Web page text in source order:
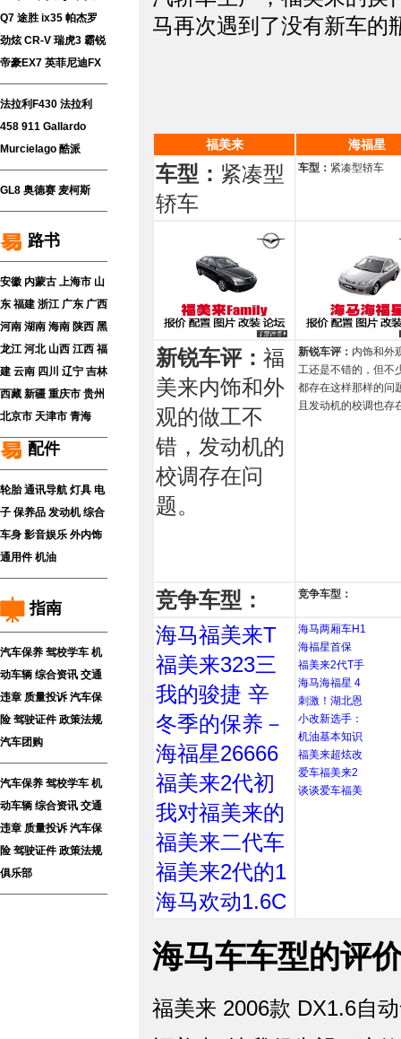
Q7 途胜 ix35 帕杰罗
劲炫 CR-V 瑞虎3 霸锐
帝豪EX7 英菲尼迪FX
法拉利F430 法拉利
458 911 Gallardo
Murcielago 酷派
GL8 奥德赛 麦柯斯
路书
安徽 内蒙古 上海市 山
东 福建 浙江 广东 广西
河南 湖南 海南 陕西 黑
龙江 河北 山西 江西 福
建 云南 四川 辽宁 吉林
西藏 新疆 重庆市 贵州
北京市 天津市 青海
配件
轮胎 通讯导航 灯具 电
子 保养品 发动机 综合
车身 影音娱乐 外内饰
通用件 机油
指南
汽车保养 驾校学车 机
动车辆 综合资讯 交通
违章 质量投诉 汽车保
险 驾驶证件 政策法规
汽车团购
汽车保养 驾校学车 机
动车辆 综合资讯 交通
违章 质量投诉 汽车保
险 驾驶证件 政策法规
俱乐部
马再次遇到了没有新车的
福美来 海福星
车型： 紧凑型
轿车
车型： 紧凑型轿车
新锐车评： 福
美来内饰和外
观的做工不
错，发动机的
校调存在问
题。
新锐车评： 内饰和外
工还是不错的，但不
都存在这样那样的问
且发动机的校调也存
竞争车型： 竞争车型：
海马福美来T
福美来323三
我的骏捷 辛
冬季的保养－
海福星26666
福美来2代初
我对福美来的
福美来二代车
福美来2代的1
海马欢动1.6C
海马两厢车H1
海福星首保
福美来2代T手
海马海福星 4
刺激！湖北恩
小改新选手：
机油基本知识
福美来超炫改
爱车福美来2
谈谈爱车福美
海马车车型的评
福美来 2006款 DX1.6自